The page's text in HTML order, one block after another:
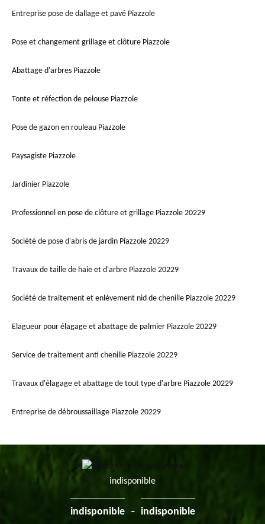
Entreprise pose de dallage et pavé Piazzole
Pose et changement grillage et clôture Piazzole
Abattage d'arbres Piazzole
Tonte et réfection de pelouse Piazzole
Pose de gazon en rouleau Piazzole
Paysagiste Piazzole
Jardinier Piazzole
Professionnel en pose de clôture et grillage Piazzole 20229
Société de pose d'abris de jardin Piazzole 20229
Travaux de taille de haie et d'arbre Piazzole 20229
Société de traitement et enlèvement nid de chenille Piazzole 20229
Elagueur pour élagage et abattage de palmier Piazzole 20229
Service de traitement anti chenille Piazzole 20229
Travaux d'élagage et abattage de tout type d'arbre Piazzole 20229
Entreprise de débroussaillage Piazzole 20229
indisponible
indisponible - indisponible